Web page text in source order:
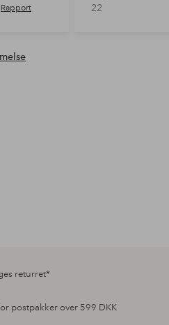
Rapport
22
returret*
postpakker over 599 DKK